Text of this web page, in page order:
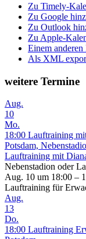
Zu Timely-
Zu Google
Zu Outlook
Zu Apple-
Einem
Als XML
weitere Termine
Aug.
10
Mo.
18:00 Lauftraining
Potsdam,
Lauftraining mit
Nebenstadion oder
Aug. 10 um 18:00 –
Lauftraining für
Aug.
13
Do.
18:00 Lauftraining